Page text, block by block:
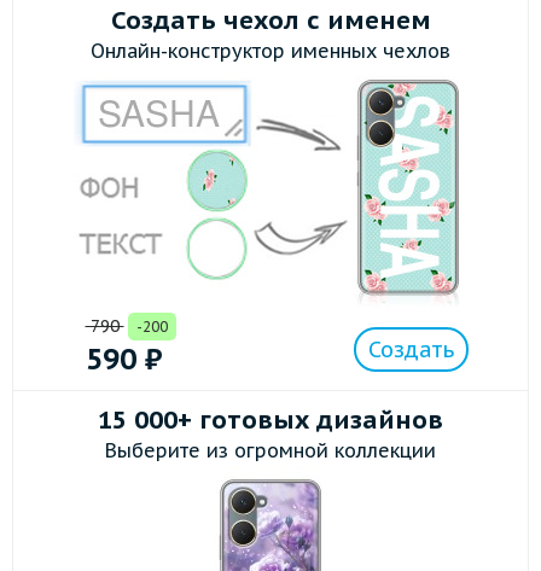
Создать чехол с именем
Онлайн-конструктор именных чехлов
790 -200
590 ₽ Создать
15 000+ готовых дизайнов
Выберите из огромной коллекции